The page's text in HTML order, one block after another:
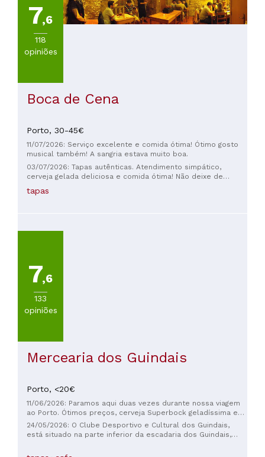
7,6
118
opiniões
Boca de Cena
Porto, 30-45€
11/07/2026: Serviço excelente e comida ótima! Ótimo gosto
musical também! A sangria estava muito boa.
03/07/2026: Tapas autênticas. Atendimento simpático,
cerveja gelada deliciosa e comida ótima! Não deixe de
tapas
7,6
133
opiniões
Mercearia dos Guindais
Porto, <20€
11/06/2026: Paramos aqui duas vezes durante nossa viagem
ao Porto. Ótimos preços, cerveja Superbock geladíssima e
pessoas muito simpáticas. Saudações da Alemanha para
Susanne.
24/05/2026: O Clube Desportivo e Cultural dos Guindais,
está situado na parte inferior da escadaria dos Guindais,
Douro e à Ponte Luiz I. O Clube é uma Coletividade Histórica